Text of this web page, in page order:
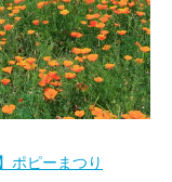
ポピーまつり